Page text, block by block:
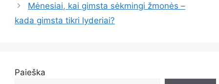
Mėnesiai, kai gimsta sėkmingi žmonės –
kada gimsta tikri lyderiai?
Paieška